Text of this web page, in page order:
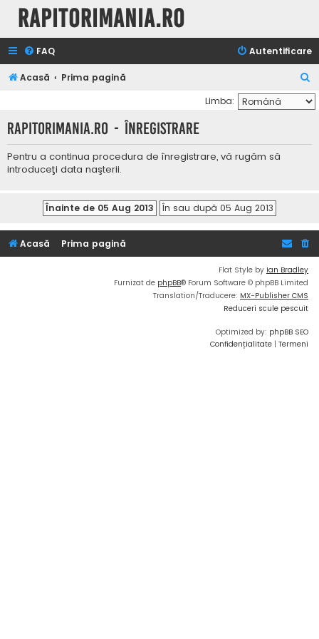
Rapitorimania.ro
FAQ Autentificare
Acasă Prima pagină
ă
u
Limba:
Rapitorimania.ro - Înregistrare
Pentru a continua procedura de înregistrare, vă rugăm să
introduceţi data naşterii.
Acasă Prima pagină
Flat Style by Ian Bradley
Furnizat de phpBB® Forum Software © phpBB Limited
Translation/Traducere: MX-Publisher CMS
Reduceri scule pescuit
Optimized by: phpBB SEO
Confidențialitate | Termeni